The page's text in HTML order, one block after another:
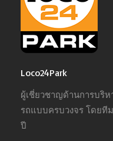
Loco24Park
ผู้เชี่ยวชาญด้านการบริ
รถแบบครบวงจร โดยที
ปี